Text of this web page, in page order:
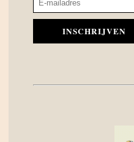
INSCHRIJVEN